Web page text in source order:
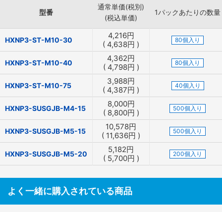
型番
通常単価(税別)
(税込単価)
1パックあたりの数量
HXNP3-ST-M10-30 4,216円
( 4,638円 ) 80個入り
HXNP3-ST-M10-40 4,362円
( 4,798円 ) 80個入り
HXNP3-ST-M10-75 3,988円
( 4,387円 ) 40個入り
HXNP3-SUSGJB-M4-15 8,000円
( 8,800円 ) 500個入り
HXNP3-SUSGJB-M5-15 10,578円
( 11,636円 ) 500個入り
HXNP3-SUSGJB-M5-20 5,182円
( 5,700円 ) 200個入り
よく一緒に購入されている商品